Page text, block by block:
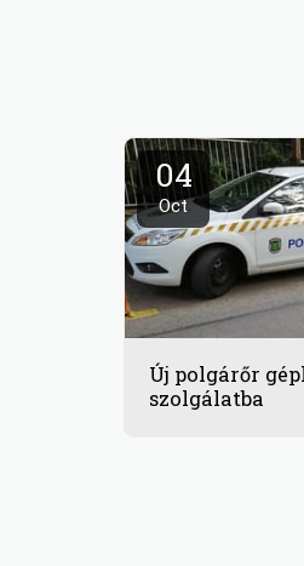
04
Oct
Új polgárőr
szolgálatba